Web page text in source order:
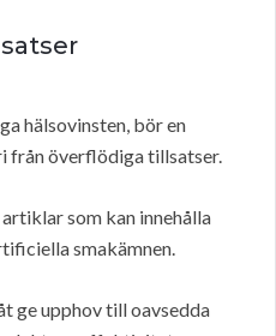
hälsovinsten, bör en
från överflödiga tillsatser.
som kan innehålla
smakämnen.
ge upphov till oavsedda